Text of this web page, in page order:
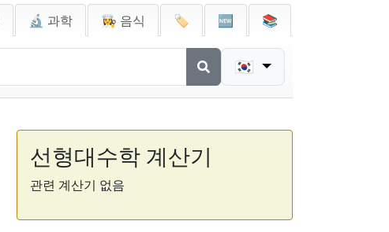
🔬 과학 👩‍🍳 음식 🏷️ 🆕 📚
🇰🇷
선형대수학 계산기
관련 계산기 없음